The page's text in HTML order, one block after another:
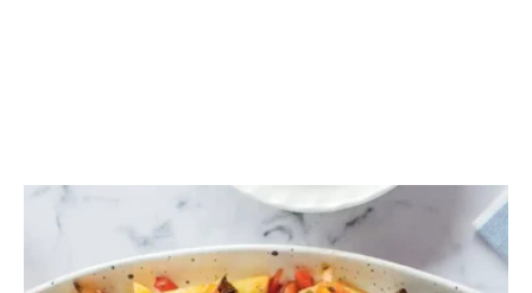
Ιμάμ μπαϊλντί
ΛΑΧΑΝΙΚΑ
Ιμάμ μπαϊλντί σε μια πιο ελαφριά εκδοχή. Εύκολη